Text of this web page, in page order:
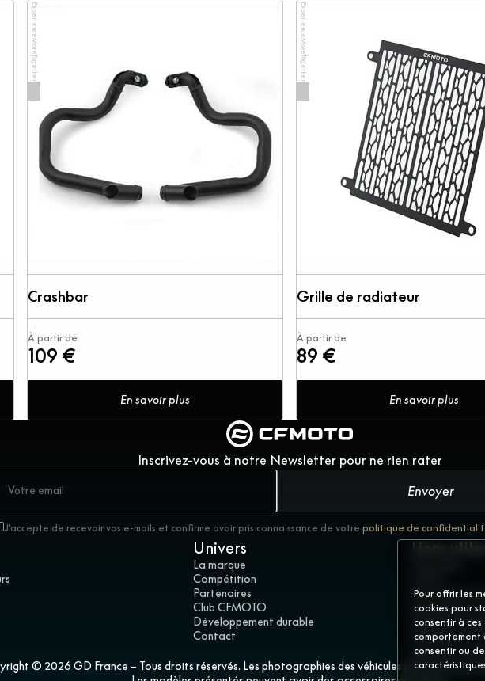
Pour offrir les
cookies pour
consentir à
comportement
consentir ou
ExperienceMoreTogether
Crashbar
À partir de
109 €
En savoir plus
ExperienceMoreTogether
Grille de radiateur
À partir de
89 €
En savoir plus
Inscrivez-vous à notre Newsletter pour ne rien rater
Envoyer
J'accepte de recevoir vos e-mails et confirme avoir pris connaissance de votre politique de
Univers
La marque
Compétition
Partenaires
Club CFMOTO
Développement durable
Contact
Liens utiles
Demandez
Mentions
Politique de
Gérer les
© 2026 GD France – Tous droits réservés. Les photographies des véhicules présentés